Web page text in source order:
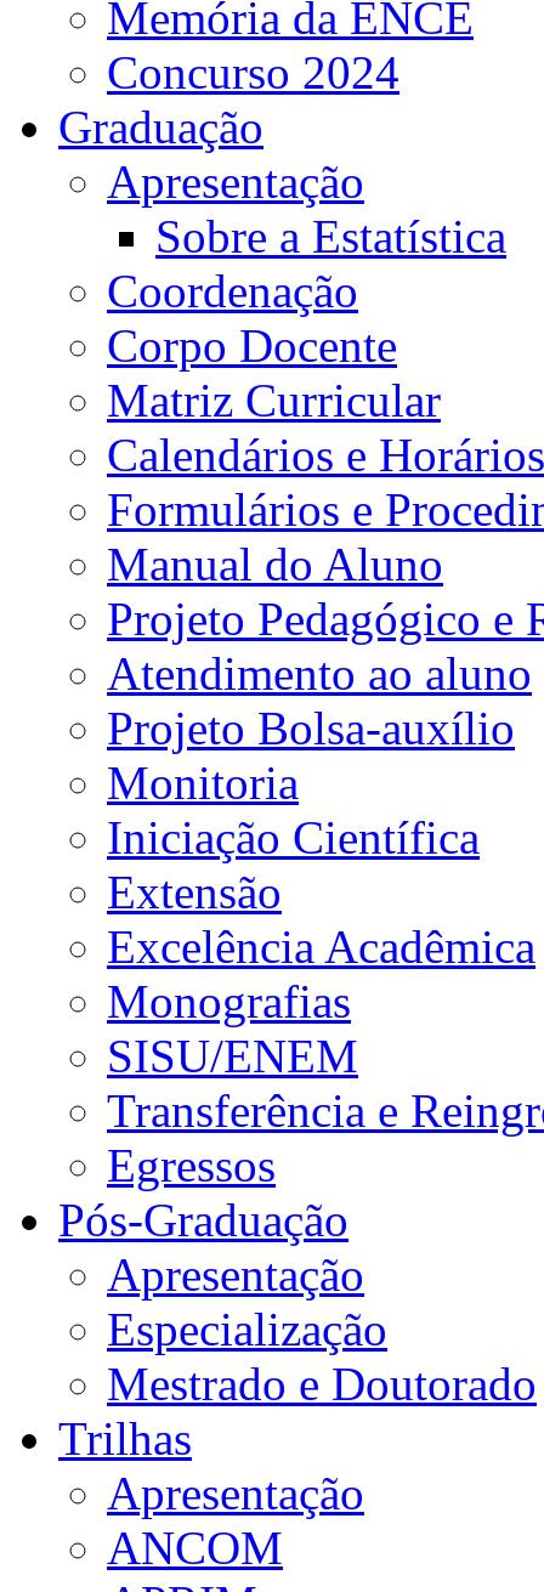
Memória da ENCE
Concurso 2024
Graduação
Apresentação
Sobre a Estatística
Coordenação
Corpo Docente
Matriz Curricular
Calendários e Horários
Formulários e
Manual do Aluno
Projeto Pedagógico e
Atendimento ao aluno
Projeto Bolsa-auxílio
Monitoria
Iniciação Científica
Extensão
Excelência Acadêmica
Monografias
SISU/ENEM
Transferência e
Egressos
Pós-Graduação
Apresentação
Especialização
Mestrado e Doutorado
Trilhas
Apresentação
ANCOM